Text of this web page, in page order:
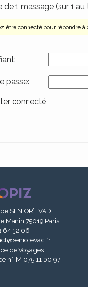
de 1 message (sur 1 au
être connecté pour répondre à
passe:
connecté
SENIOR’EVAD
Manin 75019 Paris
de Voyages
n° IM 075 11 00 97